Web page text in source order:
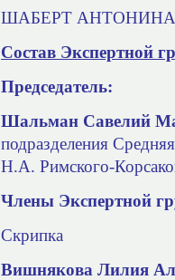
ШАБЕРТ
Состав Экспертной
Председатель:
Шальман Савелий
подразделения
Н.А. Римского-
Члены Экспертной
Скрипка
Вишнякова Лилия